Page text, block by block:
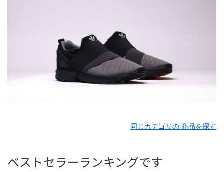
同じカテゴリの 商品を探す
ベストセラーランキングです